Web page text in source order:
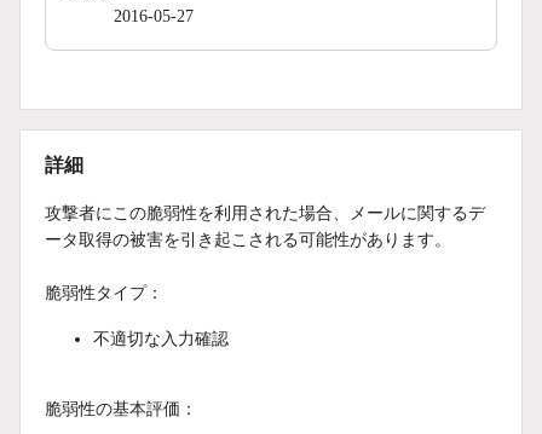
2016-05-27
詳細
攻撃者にこの脆弱性を利用された場合、メールに関するデ
ータ取得の被害を引き起こされる可能性があります。
脆弱性タイプ：
不適切な入力確認
脆弱性の基本評価：